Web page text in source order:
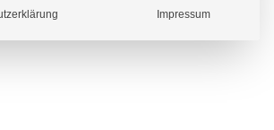
Impressum